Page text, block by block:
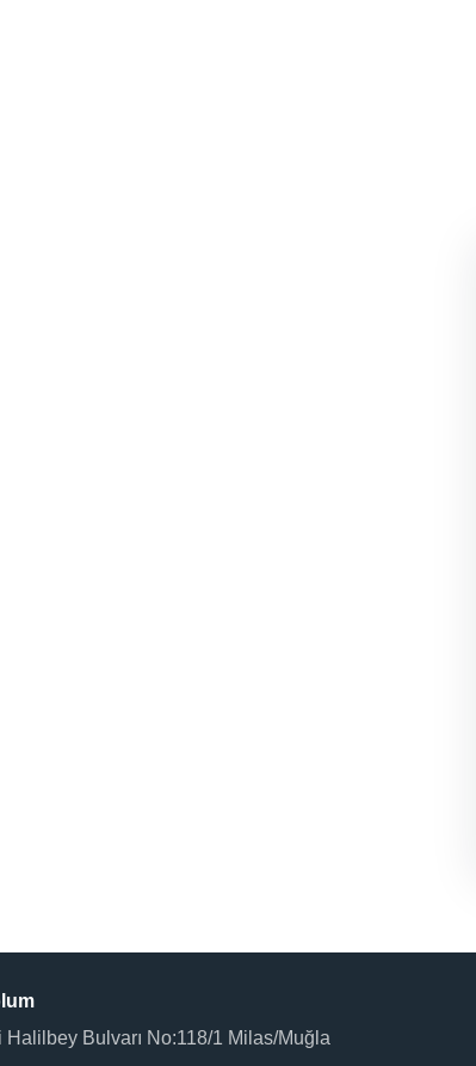
Halilbey Bulvarı No:118/1 Milas/Muğla